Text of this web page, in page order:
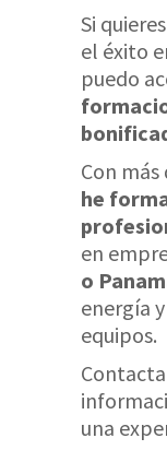
Si
el éxito
puedo
Con más
he
en
o
energía
equipos.
una